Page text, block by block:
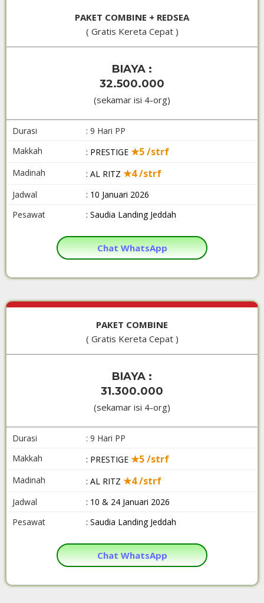
PAKET COMBINE + REDSEA
( Gratis Kereta Cepat )
BIAYA :
32.500.000
(sekamar isi 4-org)
Durasi
: 9 Hari PP
Makkah
: PRESTIGE ★5 /strf
Madinah : AL RITZ ★4 /strf
Jadwal
: 10 Januari 2026
Pesawat
: Saudia Landing Jeddah
Chat WhatsApp
PAKET COMBINE
( Gratis Kereta Cepat )
BIAYA :
31.300.000
(sekamar isi 4-org)
Durasi
: 9 Hari PP
Makkah
: PRESTIGE ★5 /strf
Madinah : AL RITZ ★4 /strf
Jadwal
: 10 & 24 Januari 2026
Pesawat
: Saudia Landing Jeddah
Chat WhatsApp